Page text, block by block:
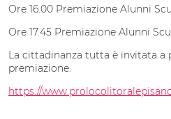
Ore 16.00 Premiazione Alunni
Ore 17.45 Premiazione Alunni
La cittadinanza tutta è invitata a
premiazione.
https://